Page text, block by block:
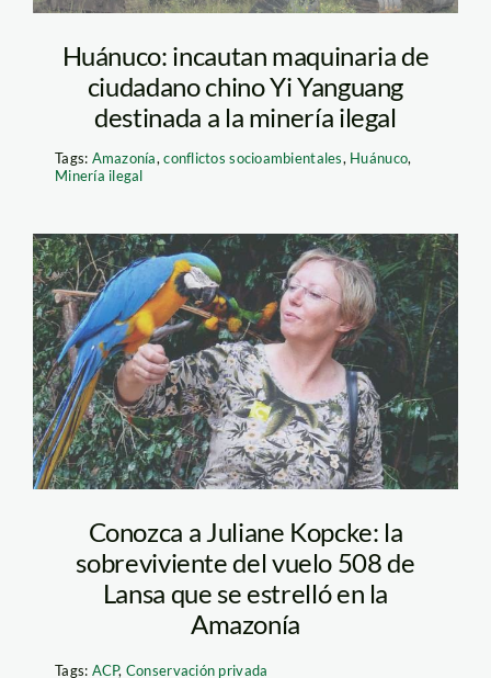
Huánuco: incautan maquinaria de
ciudadano chino Yi Yanguang
destinada a la minería ilegal
Tags: Amazonía,conflictos socioambientales, Huánuco,
Minería ilegal
imagen-
Juliane_larepublica
Conozca a Juliane Kopcke: la
sobreviviente del vuelo 508 de
Lansa que se estrelló en la
Amazonía
Tags: ACP, Conservación privada